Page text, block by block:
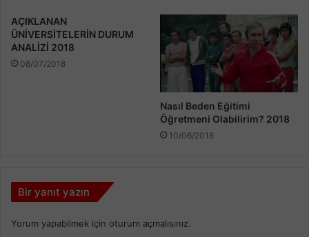
AÇIKLANAN
ÜNİVERSİTELERİN DURUM
ANALİZİ 2018
08/07/2018
Nasıl Beden Eğitimi
Öğretmeni Olabilirim? 2018
10/06/2018
Bir yanıt yazın
Yorum yapabilmek için oturum açmalısınız.